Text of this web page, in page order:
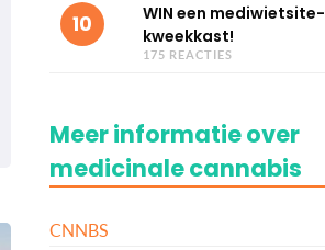
10
WIN een mediwietsite-
kweekkast!
175 REACTIES
Meer informatie over
medicinale cannabis
CNNBS